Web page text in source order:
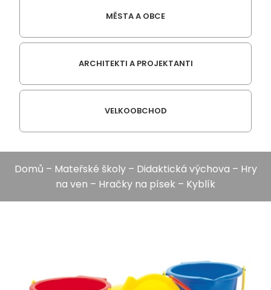
MĚSTA A OBCE
ARCHITEKTI A PROJEKTANTI
VELKOOBCHOD
Domů – Mateřské školy– Didaktická výchova – Hry
na ven – Hračky na písek – Kyblík